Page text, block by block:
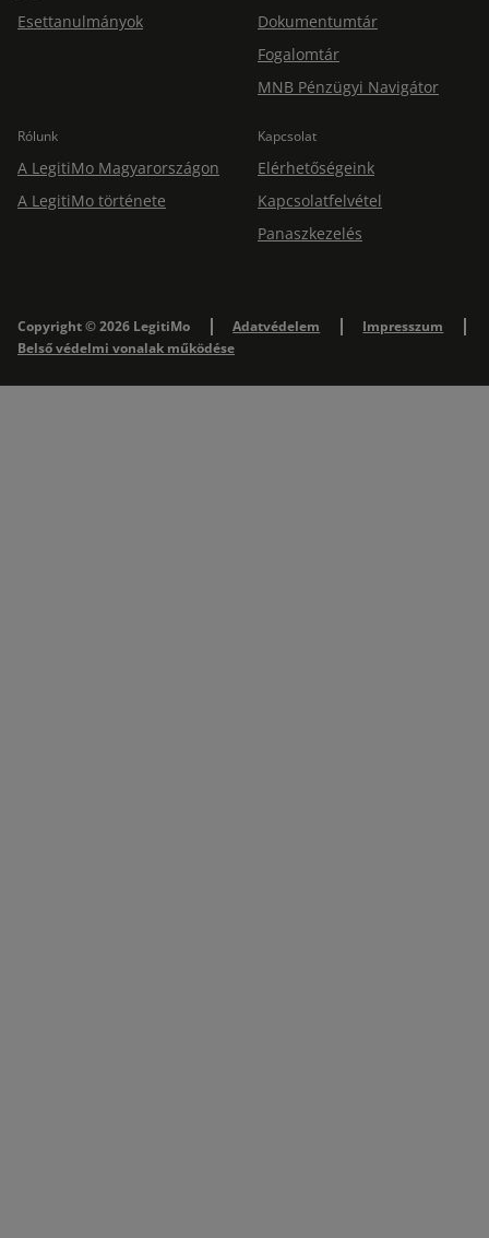
Esettanulmányok
Dokumentumtár
Fogalomtár
MNB Pénzügyi Navigátor
Rólunk
A LegitiMo Magyarországon
A LegitiMo története
Kapcsolat
Elérhetőségeink
Kapcsolatfelvétel
Panaszkezelés
Copyright © 2026 LegitiMo Adatvédelem
Impresszum
Belső védelmi vonalak működése